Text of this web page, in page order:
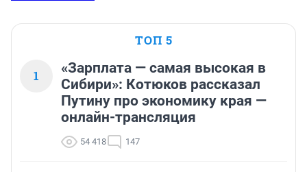
ТОП 5
1
«Зарплата — самая высокая в
Сибири»: Котюков рассказал
Путину про экономику края —
онлайн-трансляция
54 418 147